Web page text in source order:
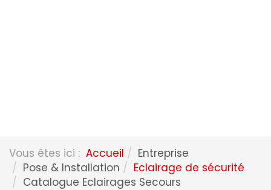
Vous êtes ici : Accueil
Entreprise
Pose & Installation
Eclairage de sécurité
Catalogue Eclairages Secours